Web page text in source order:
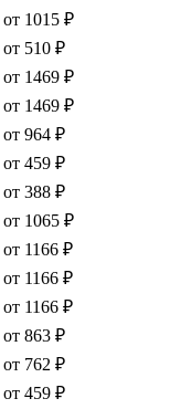
от 1015 ₽
от 510 ₽
от 1469 ₽
от 1469 ₽
от 964 ₽
от 459 ₽
от 388 ₽
от 1065 ₽
от 1166 ₽
от 1166 ₽
от 1166 ₽
от 863 ₽
от 762 ₽
от 459 ₽